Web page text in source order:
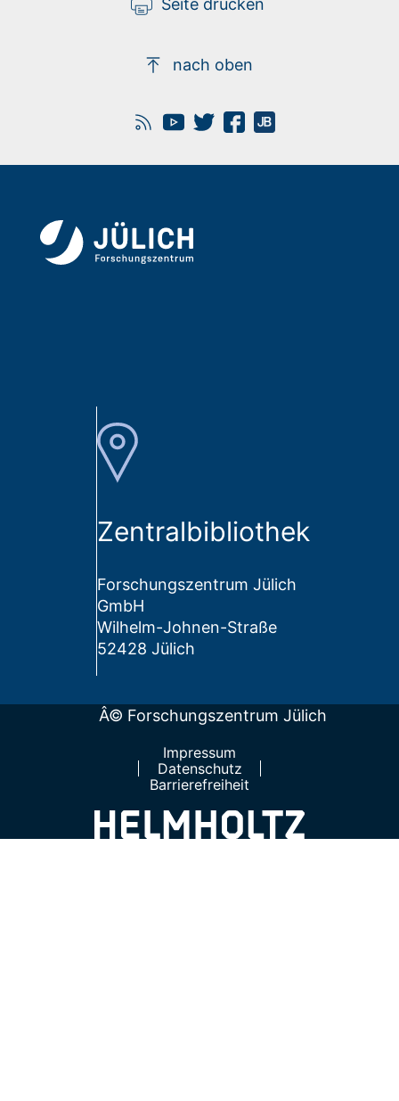
Seite drucken
nach oben
Zentralbibliothek
Forschungszentrum Jülich
GmbH
Wilhelm-Johnen-Straße
52428 Jülich
Â© Forschungszentrum Jülich
Impressum
Datenschutz
Barrierefreiheit